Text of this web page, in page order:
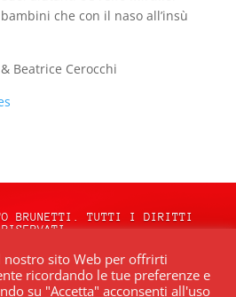
che con il naso all’insù
Beatrice Cerocchi
BRUNETTI. TUTTI I DIRITTI
RISERVATI.
è ospitato da:
OCEWeb
BY BRWeb.it |
PRIVACY
POLICY
nostro sito Web per offrirti
ricordando le tue preferenze e
su "Accetta" acconsenti all'uso